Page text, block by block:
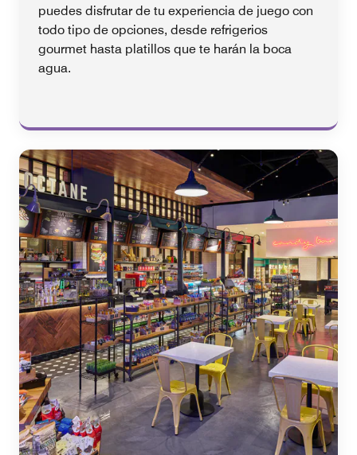
puedes disfrutar de tu experiencia de juego con
todo tipo de opciones, desde refrigerios
gourmet hasta platillos que te harán la boca
agua.